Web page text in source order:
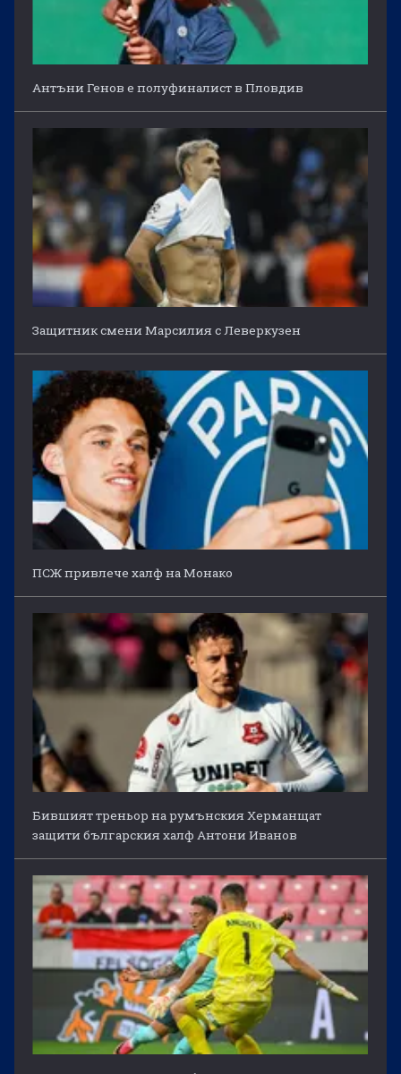
Антъни Генов е полуфиналист в Пловдив
Защитник смени Марсилия с Леверкузен
ПСЖ привлече халф на Монако
Бившият треньор на румънския Херманщат
защити българския халф Антони Иванов